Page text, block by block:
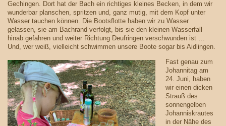
Gechingen. Dort hat der Bach ein richtiges kleines Becken, in dem wir
wunderbar planschen, spritzen und, ganz mutig, mit dem Kopf unter
Wasser tauchen können. Die Bootsflotte haben wir zu Wasser
gelassen, sie am Bachrand verfolgt, bis sie den kleinen Wasserfall
hinab gefahren und weiter Richtung Deufringen verschwunden ist …
Und, wer weiß, vielleicht schwimmen unsere Boote sogar bis Aidlingen.
Fast genau zum
Johannitag am
24. Juni, haben
wir einen dicken
Strauß des
sonnengelben
Johanniskrautes
in der Nähe des